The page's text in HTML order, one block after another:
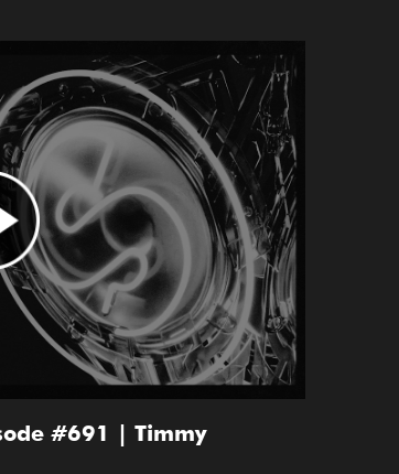
#691 | Timmy